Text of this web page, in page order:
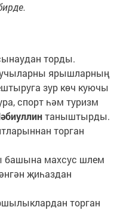
торды.
ярышларның
зур көч куючы
спорт һәм туризм
таныштырды.
торган
башына махсус шлем
җиһаздан
торган